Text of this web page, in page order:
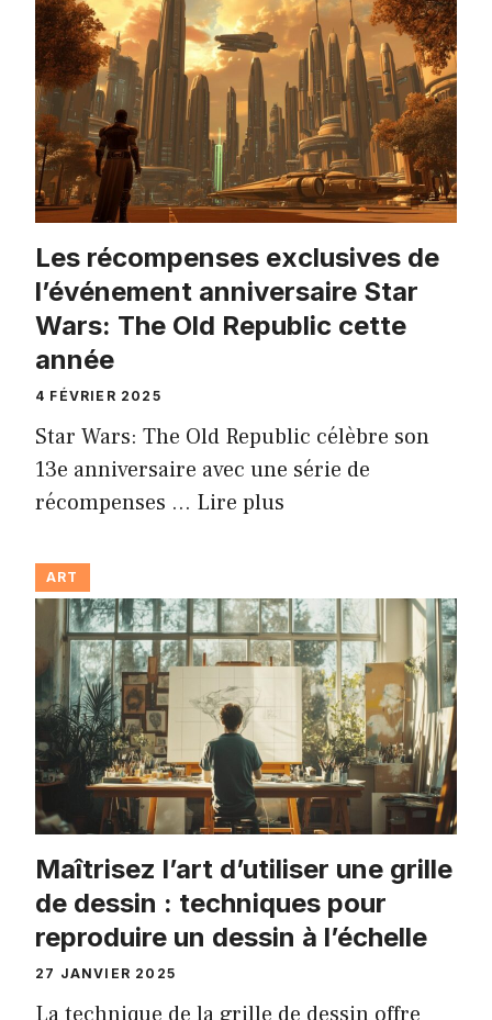
Les récompenses exclusives de
l’événement anniversaire Star
Wars: The Old Republic cette
année
4 FÉVRIER 2025
Star Wars: The Old Republic célèbre son
13e anniversaire avec une série de
récompenses … Lire plus
ART
Maîtrisez l’art d’utiliser une grille
de dessin : techniques pour
reproduire un dessin à l’échelle
27 JANVIER 2025
La technique de la grille de dessin offre